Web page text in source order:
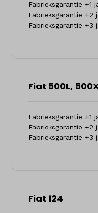
Fabrieksgarantie +1
Fabrieksgarantie +2
Fabrieksgarantie +3
Fiat 500L,
Fabrieksgarantie +1
Fabrieksgarantie +2
Fabrieksgarantie +3
Fiat 124